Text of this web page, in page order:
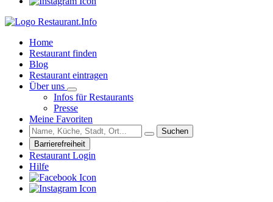
Home
Restaurant finden
Blog
Restaurant eintragen
Über uns
Infos für Restaurants
Presse
Meine Favoriten
Suchen
Barrierefreiheit
Restaurant Login
Hilfe